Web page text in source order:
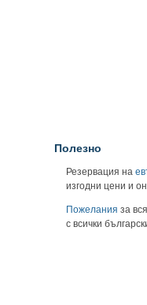
Полезно
Резервация на
изгодни цени и
Пожелания за
с всички